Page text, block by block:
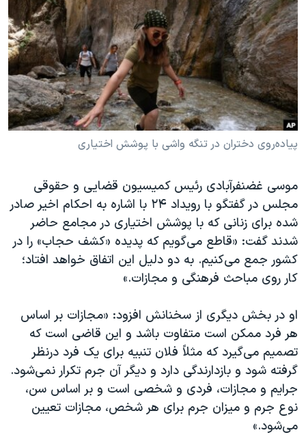
فرهنگ و زندگی
حقوق شهروندی
اقتصادی
علم و فناوری
اسرائیل در جنگ
مستندها
انتخابات ریاست جمهوری آمریکا ۲۰۲۴
حمله جمهوری اسلامی به اسرائیل
رمز مهسا
ورزش زنان در ایران
اعتراضات زن، زندگی، آزادی
تریبونال مردمی آبان ۹۸
دادگاه حمید نوری
چهل سال گروگان‌گیری
قانون شفافیت دارائی کادر رهبری ایران
اعتراضات مردمی آبان ۹۸
اسرائیل در جنگ
نرگس محمدی برنده جایزه نوبل صلح
همایش محافظه‌کاران آمریکا «سی‌پک»
صفحه‌های ویژه
سفر پرزیدنت ترامپ به چین
دنبال کنید
زبانهای مختلف
پیاده‌روی دختران در تنگه واشی با پوشش اختیاری
موسی غضنفرآبادی رئیس کمیسیون قضایی و حقوقی
مجلس در گفتگو با رویداد ۲۴ با اشاره به احکام اخیر صادر
شده برای زنانی که با پوشش اختیاری در مجامع حاضر
شدند گفت: «قاطع می‌گویم که پدیده «کشف حجاب» را در
کشور جمع می‌کنیم. به دو دلیل این اتفاق خواهد افتاد؛
کار روی مباحث فرهنگی و مجازات.»
او در بخش دیگری از سخنانش افزود:‌ «مجازات بر اساس
هر فرد ممکن است متفاوت باشد و این قاضی است که
تصمیم می‌گیرد که مثلاً فلان تنبیه برای یک فرد درنظر
گرفته شود و بازدارندگی دارد و دیگر آن جرم تکرار نمی‌شود.
جرایم و مجازات، فردی و شخصی است و بر اساس سن،
نوع جرم و میزان جرم برای هر شخص، مجازات تعیین
می‌شود.»